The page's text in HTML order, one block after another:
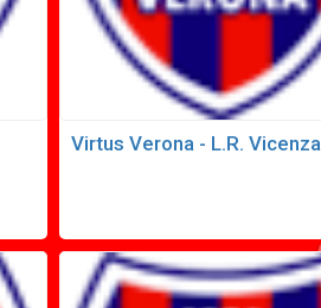
Virtus Verona - L.R. Vicenza